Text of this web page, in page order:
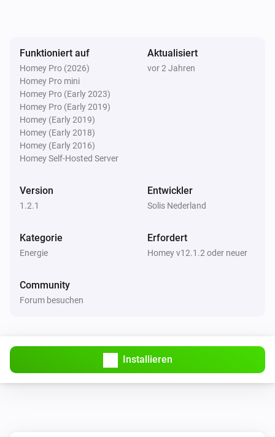
Funktioniert auf
Homey Pro (2026)
Homey Pro mini
Homey Pro (Early 2023)
Homey Pro (Early 2019)
Homey (Early 2019)
Homey (Early 2018)
Homey (Early 2016)
Homey Self-Hosted Server
Aktualisiert
vor 2 Jahren
Version
1.2.1
Entwickler
Solis Nederland
Kategorie
Energie
Erfordert
Homey v12.1.2 oder neuer
Community
Forum besuchen
Installieren